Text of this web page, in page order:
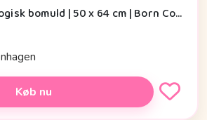
Puslepude i økologisk bomuld | 50 x 64 cm | Born Copenhagen, Petit Garden
Køb nu